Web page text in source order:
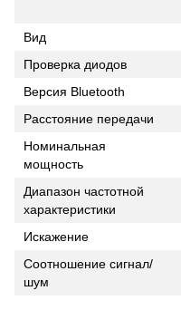
Вид
Проверка диодов
Версия Bluetooth
Расстояние передачи
Номинальная
мощность
Диапазон частотной
характеристики
Искажение
Соотношение сигнал/
шум